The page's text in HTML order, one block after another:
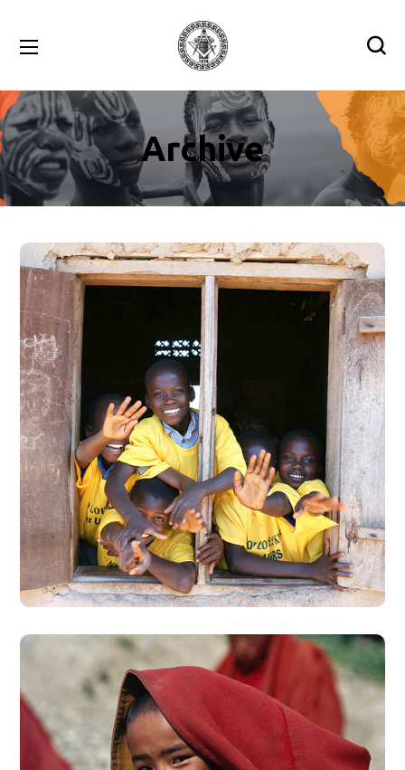
Archive
Building Futures
#AFRICA #DONATION